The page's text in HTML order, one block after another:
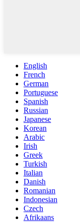
English
French
German
Portuguese
Spanish
Russian
Japanese
Korean
Arabic
Irish
Greek
Turkish
Italian
Danish
Romanian
Indonesian
Czech
Afrikaans